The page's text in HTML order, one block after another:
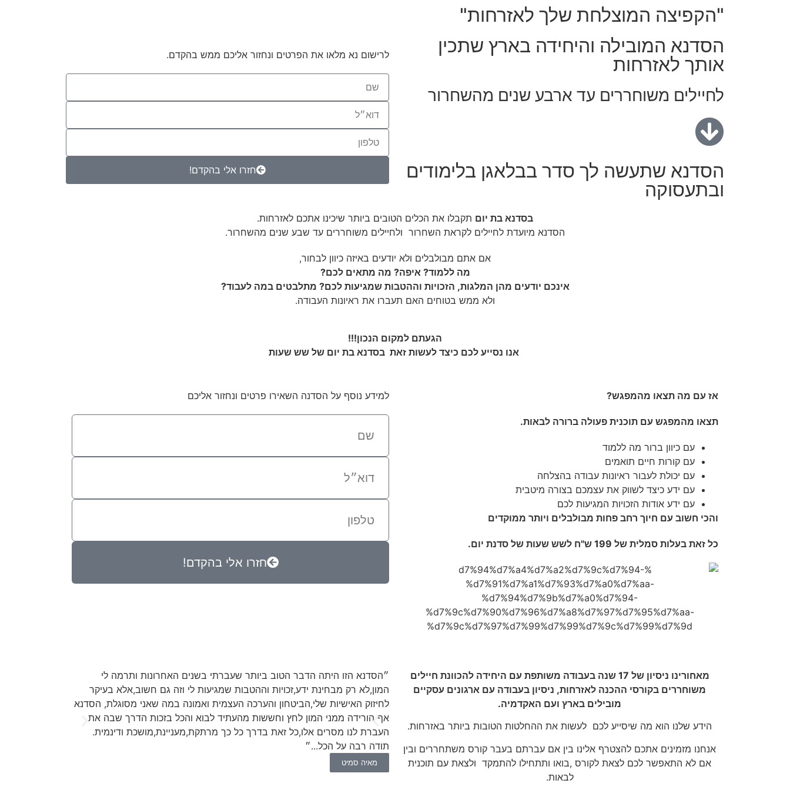
"הקפיצה המוצלחת שלך לאזרחות"
הסדנא המובילה והיחידה בארץ שתכין
אותך לאזרחות
לחיילים משוחררים עד ארבע שנים מהשחרור
הסדנא שתעשה לך סדר בבלאגן בלימודים
ובתעסוקה
לרישום נא מלאו את הפרטים ונחזור אליכם ממש בהקדם.
חזרו אלי בהקדם!
בסדנא בת יום תקבלו את הכלים הטובים ביותר שיכינו אתכם לאזרחות.
הסדנא מיועדת לחיילים לקראת השחרור ולחיילים משוחררים עד שבע שנים מהשחרור.
אם אתם מבולבלים ולא יודעים באיזה כיוון לבחור,
מה ללמוד? איפה? מה מתאים לכם?
אינכם יודעים מהן המלגות, הזכויות וההטבות שמגיעות לכם? מתלבטים במה לעבוד?
ולא ממש בטוחים האם תעברו את ראיונות העבודה.
הגעתם למקום הנכון!!!
אנו נסייע לכם כיצד לעשות זאת בסדנא בת יום של שש שעות
אז עם מה תצאו מהמפגש?
תצאו מהמפגש עם תוכנית פעולה ברורה לבאות.
עם כיוון ברור מה ללמוד
עם קורות חיים תואמים
עם יכולת לעבור ראיונות עבודה בהצלחה
עם ידע כיצד לשווק את עצמכם בצורה מיטבית
עם ידע אודות הזכויות המגיעות לכם
והכי חשוב עם חיוך רחב פחות מבולבלים ויותר ממוקדים
כל זאת בעלות סמלית של 199 ש"ח לשש שעות של סדנת יום.
למידע נוסף על הסדנה השאירו פרטים ונחזור אליכם
חזרו אלי בהקדם!
‬מובילים‭ ‬בארץ‭ ‬ועם‭ ‬האקדמיה‭.‬
הידע‭ ‬שלנו‭ ‬הוא‭ ‬מה‭ ‬שיסייע‭ ‬לכם‭
‬לעשות‭ ‬את‭ ‬ההחלטות‭ ‬הטובות‭ ‬ביותר‭ ‬באזרחות‭.‬
‬אם‭ ‬לא‭ ‬התאפשר‭ ‬לכם‭ ‬לצאת‭ ‬לקורס‭, ‬בואו‭ ‬ותתחילו‭ ‬להתמקד‭
‬לבאות‭.‬
״הסדנא הזו היתה הדבר הטוב ביותר שעברתי בשנים האחרונות ותרמה לי
המון,לא רק מבחינת ידע,זכויות וההטבות שמגיעות לי וזה גם חשוב,אלא בעיקר
לחיזוק האישיות שלי,הביטחון והערכה העצמית ואמונה במה שאני מסוגלת, הסדנא
אף הורידה ממני המון לחץ וחששות מהעתיד לבוא והכל בזכות הדרך שבה את
העברת לנו מסרים אלו,כל זאת בדרך כל כך מרתקת,מעניינת,מושכת ודינמית.
תודה רבה על הכל...״
מאיה סמיט